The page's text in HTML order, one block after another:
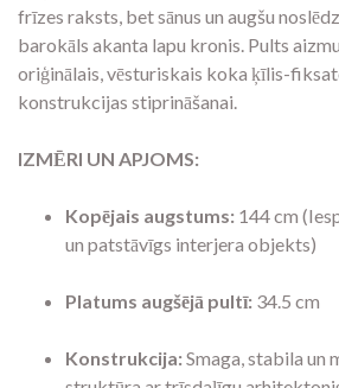
frīzes raksts, bet sānus un augšu
barokāls akanta lapu kronis. Pults
oriģinālais, vēsturiskais koka ķīlis-
konstrukcijas stiprināšanai.
IZMĒRI UN APJOMS:
Kopējais augstums: 144 cm
un patstāvīgs interjera objekts)
Platums augšējā pultī: 34.5 cm
Konstrukcija:Smaga, stabila un